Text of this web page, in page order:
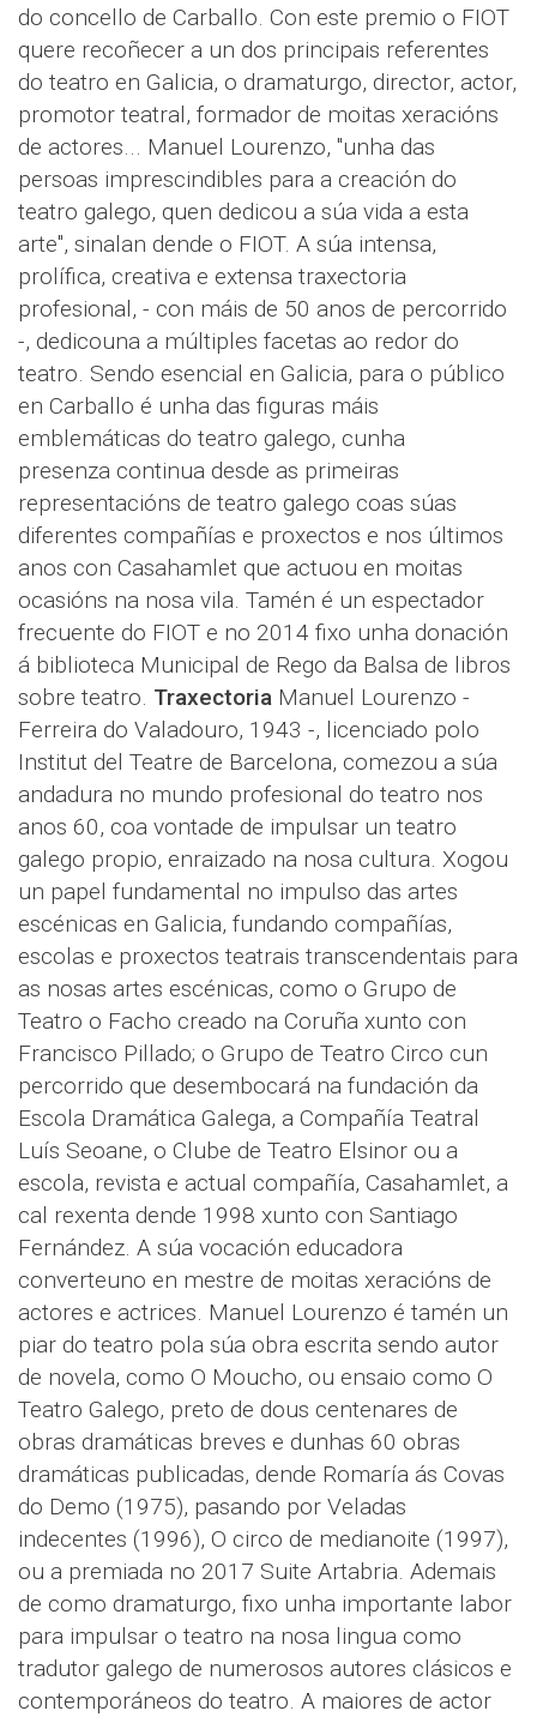
do concello de Carballo. Con este premio o FIOT
quere recoñecer a un dos principais referentes
do teatro en Galicia, o dramaturgo, director, actor,
promotor teatral, formador de moitas xeracións
de actores... Manuel Lourenzo, "unha das
persoas imprescindibles para a creación do
teatro galego, quen dedicou a súa vida a esta
arte", sinalan dende o FIOT. A súa intensa,
prolífica, creativa e extensa traxectoria
profesional, - con máis de 50 anos de percorrido
-, dedicouna a múltiples facetas ao redor do
teatro. Sendo esencial en Galicia, para o público
en Carballo é unha das figuras máis
emblemáticas do teatro galego, cunha
presenza continua desde as primeiras
representacións de teatro galego coas súas
diferentes compañías e proxectos e nos últimos
anos con Casahamlet que actuou en moitas
ocasións na nosa vila. Tamén é un espectador
frecuente do FIOT e no 2014 fixo unha donación
á biblioteca Municipal de Rego da Balsa de libros
sobre teatro. Traxectoria Manuel Lourenzo -
Ferreira do Valadouro, 1943 -, licenciado polo
Institut del Teatre de Barcelona, comezou a súa
andadura no mundo profesional do teatro nos
anos 60, coa vontade de impulsar un teatro
galego propio, enraizado na nosa cultura. Xogou
un papel fundamental no impulso das artes
escénicas en Galicia, fundando compañías,
escolas e proxectos teatrais transcendentais para
as nosas artes escénicas, como o Grupo de
Teatro o Facho creado na Coruña xunto con
Francisco Pillado; o Grupo de Teatro Circo cun
percorrido que desembocará na fundación da
Escola Dramática Galega, a Compañía Teatral
Luís Seoane, o Clube de Teatro Elsinor ou a
escola, revista e actual compañía, Casahamlet, a
cal rexenta dende 1998 xunto con Santiago
Fernández. A súa vocación educadora
converteuno en mestre de moitas xeracións de
actores e actrices. Manuel Lourenzo é tamén un
piar do teatro pola súa obra escrita sendo autor
de novela, como O Moucho, ou ensaio como O
Teatro Galego, preto de dous centenares de
obras dramáticas breves e dunhas 60 obras
dramáticas publicadas, dende Romaría ás Covas
do Demo (1975), pasando por Veladas
indecentes (1996), O circo de medianoite (1997),
ou a premiada no 2017 Suite Artabria. Ademais
de como dramaturgo, fixo unha importante labor
para impulsar o teatro na nosa lingua como
tradutor galego de numerosos autores clásicos e
contemporáneos do teatro. A maiores de actor